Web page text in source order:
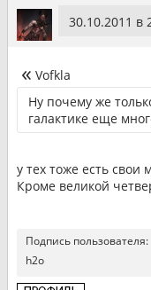
30.10.2011 в
Vofkla
Ну почему же
галактике еще
у тех тоже есть свои
Кроме великой
Подпись пользователя:
h2o